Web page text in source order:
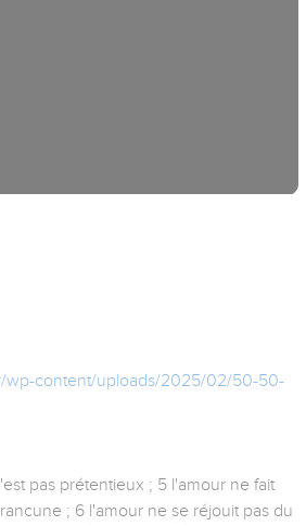
wp-content/uploads/2025/02/50-50-
pas prétentieux ; 5 l'amour ne fait
; 6 l'amour ne se réjouit pas du